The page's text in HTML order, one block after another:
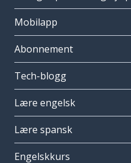
Mobilapp
Abonnement
Tech-blogg
Lære engelsk
Lære spansk
Engelskkurs